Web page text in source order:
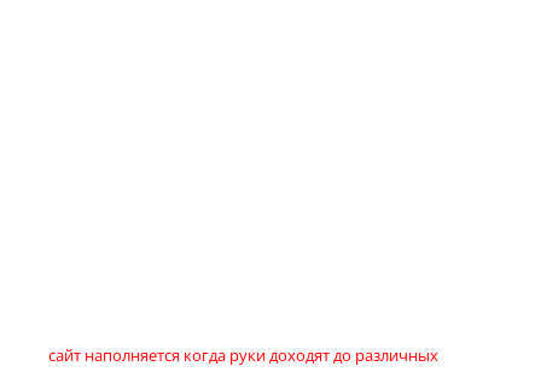
сайт наполняется когда руки доходят до различных